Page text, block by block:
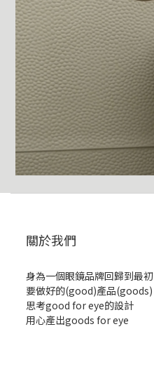
關於我們
身為一個眼鏡品牌回歸到最初
要做好的(good)產品(goods)
思考good for eye的設計
用心產出goods for eye